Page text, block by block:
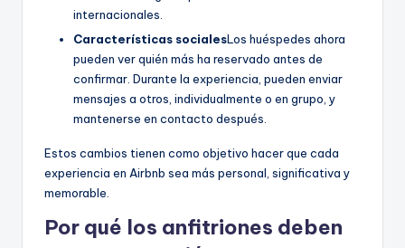
internacionales.
Características socialesLos huéspedes ahora
pueden ver quién más ha reservado antes de
confirmar. Durante la experiencia, pueden enviar
mensajes a otros, individualmente o en grupo, y
mantenerse en contacto después.
Estos cambios tienen como objetivo hacer que cada
experiencia en Airbnb sea más personal, significativa y
memorable.
Por qué los anfitriones deben